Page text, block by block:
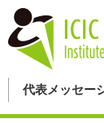
代表メッセー